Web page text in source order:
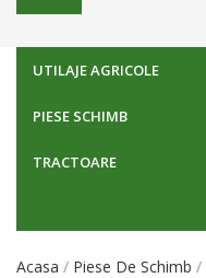
UTILAJE AGRICOLE
PIESE SCHIMB
TRACTOARE
Acasa Piese De Schimb